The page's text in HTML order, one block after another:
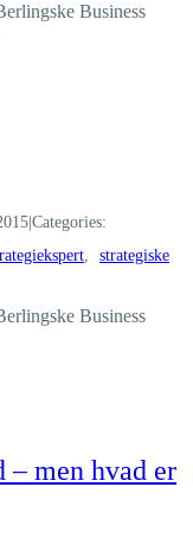
Business
Categories:
,
strategiske
Business
– men hvad er